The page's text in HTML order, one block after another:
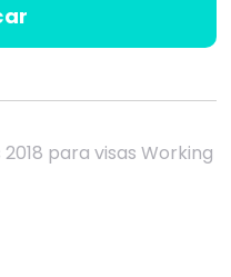
para visas Working